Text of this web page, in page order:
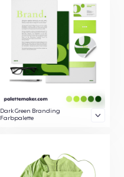
Dark Green Branding
Farbpalette